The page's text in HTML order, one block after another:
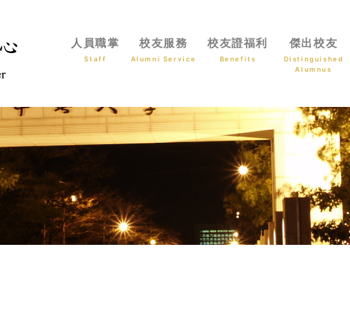
人員職掌
Staff
校友服務
Alumni Service
校友證福利
Benefits
傑出校友
Distinguished
Alumnus